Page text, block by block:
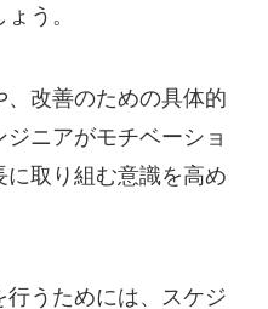
う。
、改善のための具体的
ニアがモチベーショ
取り組む意識を高め
うためには、スケジ